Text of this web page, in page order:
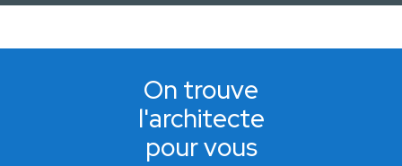
On trouve
l'architecte
pour vous